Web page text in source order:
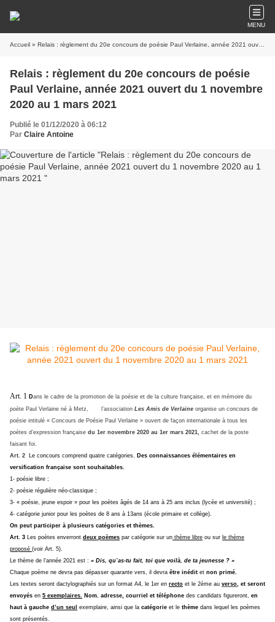
MENU
Accueil » Relais : règlement du 20e concours de poésie Paul Verlaine, année 2021 ouvert du 1 novembre 2020 au 1 mars 2021
Relais : règlement du 20e concours de poésie
Paul Verlaine, année 2021 ouvert du 1 novembre
2020 au 1 mars 2021
Publié le 01/12/2020 à 06:12
Par Claire Antoine
Art. 1 Dans le cadre de la promotion de la poésie et de la culture française, et en mémoire du
poète Paul Verlaine né à Metz, l’association Les Amis de Verlaine organise un concours de
poésie intitulé « Concours de Poésie Paul Verlaine » ouvert de façon internationale à tous les
poètes d’expression française du 1er novembre 2020 au 1er mars 2021, cachet de la poste
faisant foi.
Art. 2 Le concours comprend quatre catégories. Des connaissances élémentaires en
versification française sont souhaitables.
1- poésie libre ;
2- poésie régulière néo-classique ;
3- « poésie, jeune espoir » pour les poètes âgés de 14 ans à 25 ans inclus (lycée et université) ;
4- catégorie junior pour les poètes de 8 ans à 13ans (école primaire et collège).
On peut participer à plusieurs catégories et thèmes.
Art. 3 Les poètes enverront deux poèmes par catégorie sur un thème libre ou sur le thème
proposé (voir Art. 5).
Le thème de l’année 2021 est : « Dis, qu’as-tu fait, toi que voilà, de ta jeunesse ? »
Chaque poème ne devra pas dépasser quarante vers, il devra être inédit et non primé.
Les textes seront dactylographiés sur un format A4, le 1er en recto et le 2ème au verso, et seront
envoyés en 5 exemplaires. Nom, adresse, courriel et téléphone des candidats figureront, en
haut à gauche d’un seul exemplaire, ainsi que la catégorie et le thème dans lequel les poèmes
sont présentés.